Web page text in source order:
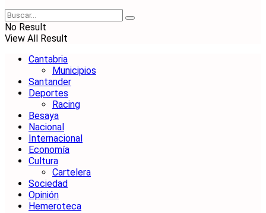
No Result
View All Result
Cantabria
Municipios
Santander
Deportes
Racing
Besaya
Nacional
Internacional
Economía
Cultura
Cartelera
Sociedad
Opinión
Hemeroteca